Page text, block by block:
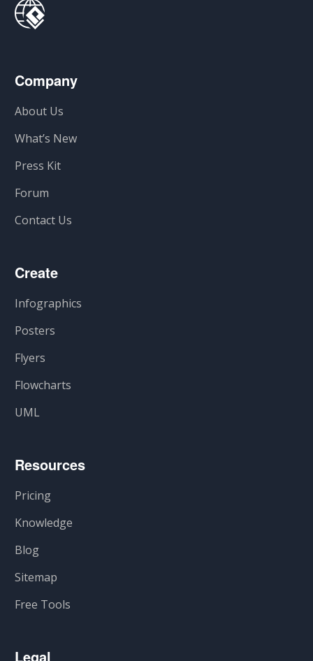
Company
About Us
What’s New
Press Kit
Forum
Contact Us
Create
Infographics
Posters
Flyers
Flowcharts
UML
Resources
Pricing
Knowledge
Blog
Sitemap
Free Tools
Legal